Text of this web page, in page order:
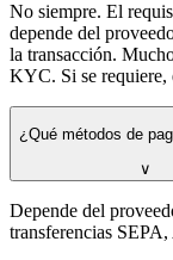
No siempre. El
depende del
la transacción.
KYC. Si se requiere,
¿Qué métodos de
∨
Depende del
transferencias